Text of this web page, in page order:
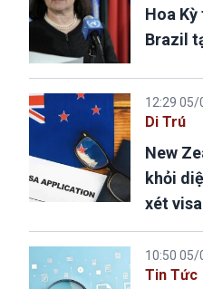
Hoa
Brazil
12:29
Di Trú
New
khỏi
xét
10:50
Tin Tức